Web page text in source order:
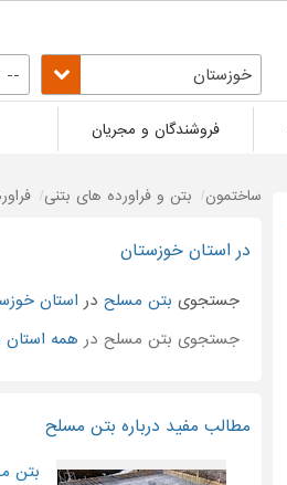
خوزستان --
فروشندگان و مجریان
ساختمون بتن و فراورده های بتنی
در استان خوزستان
جستجوی بتن مسلح در استان
جستجوی بتن مسلح در همه
مطالب مفید درباره بتن مسلح
بتن